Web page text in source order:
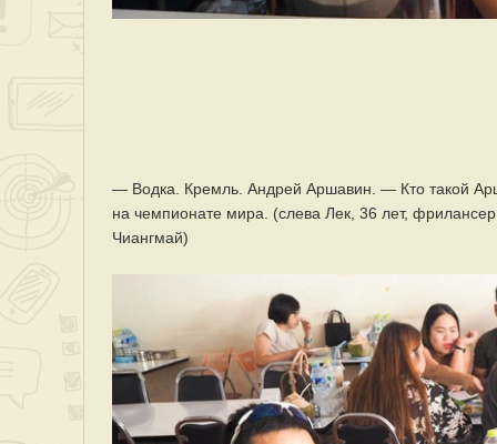
— Водка. Кремль. Андрей Аршавин. — Кто такой
на чемпионате мира. (слева Лек, 36 лет,
Чиангмай)